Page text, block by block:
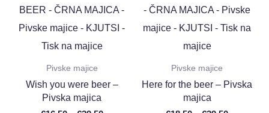
Pivske majice
Wish you were beer –
Pivska majica
Pivske majice
Here for the beer – Pivska
majica